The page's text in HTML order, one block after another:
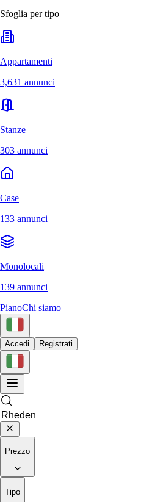
Sfoglia per tipo
Appartamenti
3,631 annunci
Stanze
303 annunci
Case
133 annunci
Monolocali
139 annunci
PianoChi siamo
Accedi Registrati
Prezzo
Tipo